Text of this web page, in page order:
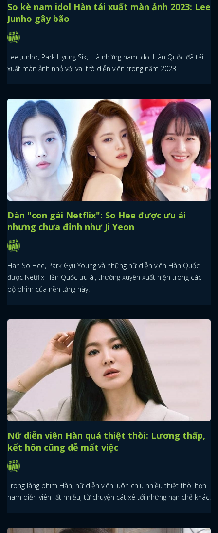
So kè nam idol Hàn tái xuất màn ảnh 2023: Lee
Junho gây bão
Lee Junho, Park Hyung Sik,... là những nam idol Hàn Quốc đã tái
xuất màn ảnh nhỏ với vai trò diễn viên trong năm 2023.
Dàn "con gái Netflix": So Hee được ưu ái
nhưng chưa đỉnh như Ji Yeon
Han So Hee, Park Gyu Young và những nữ diễn viên Hàn Quốc
được Netflix Hàn Quốc ưu ái, thường xuyên xuất hiện trong các
bộ phim của nền tảng này.
Nữ diễn viên Hàn quá thiệt thòi: Lương thấp,
kết hôn cũng dễ mất việc
Trong làng phim Hàn, nữ diễn viên luôn chịu nhiều thiệt thòi hơn
nam diễn viên rất nhiều, từ chuyện cát xê tới những hạn chế khác.